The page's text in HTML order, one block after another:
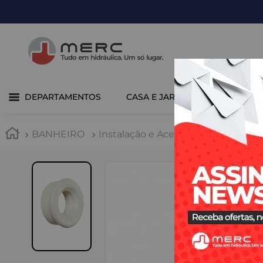
DEPARTAMENTOS CASA E JARDIM COZINHA
BANHEIRO Instalação e Acessórios